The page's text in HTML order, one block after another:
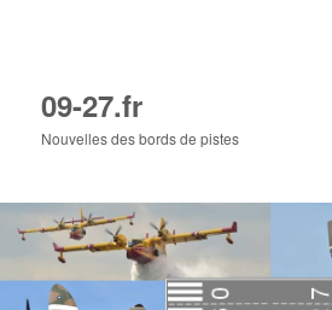
09-27.fr
Nouvelles des bords de pistes